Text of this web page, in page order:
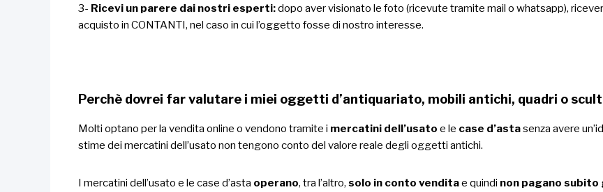
3- Ricevi un parere dai nostri esperti:dopo aver visionato le foto (ricevute tramite mail o whatsapp),
acquisto in CONTANTI, nel caso in cui l’oggetto fosse di nostro interesse.
Perchè dovrei far valutare i miei oggetti d’antiquariato, mobili antichi, quadri o
Molti optano per la vendita online o vendono tramite i mercatini dell’usato e le case d’astasenza avere
stime dei mercatini dell’usato non tengono conto del valore reale degli oggetti antichi.
I mercatini dell’usato e le case d’asta operano, tra l’altro, solo in conto venditae quindi non pagano subito